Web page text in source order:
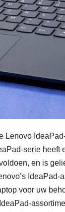
Lenovo
serie heeft
en is
IdeaPad-
voor uw